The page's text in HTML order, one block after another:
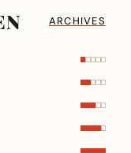
ARCHIVES